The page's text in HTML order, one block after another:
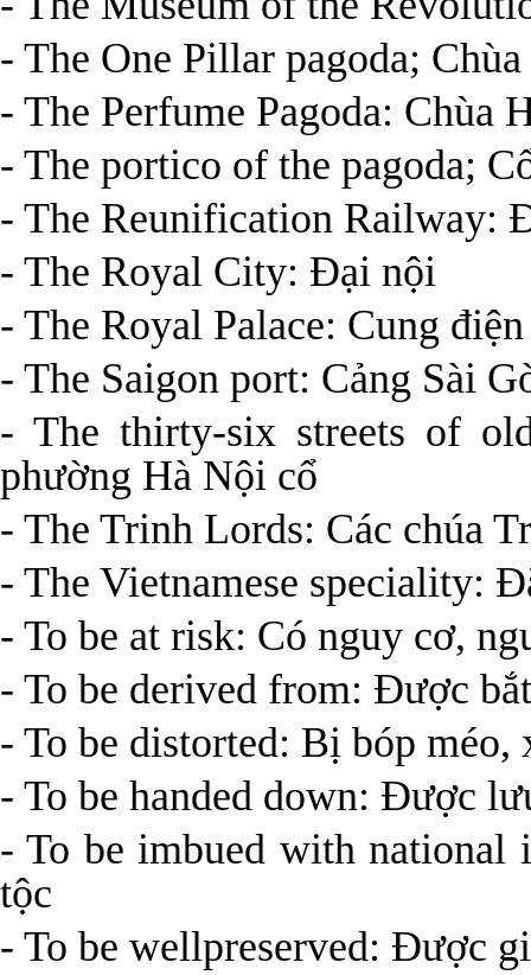
- The One Pillar pagoda;
- The Perfume Pagoda: Chùa
- The portico of the pagoda;
- The Reunification Railway:
- The Royal City: Đại nội
- The Royal Palace: Cung điện
- The Saigon port: Cảng Sài
- The thirty-six streets of
phường Hà Nội cổ
- The Trinh Lords: Các chúa
- The Vietnamese speciality:
- To be at risk: Có nguy cơ,
- To be derived from: Được
- To be distorted: Bị bóp méo,
- To be handed down: Được
- To be imbued with national
tộc
- To be well­preserved: Được